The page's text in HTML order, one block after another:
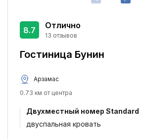
Гостиница Бунин
Отлично
13 отзывов
8.7
Арзамас
0.73 км от центра
Двухместный номер Standard
двуспальная кровать